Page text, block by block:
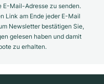
E-Mail-Adresse zu senden.
Link am Ende jeder E-Mail
Newsletter bestätigen Sie,
gelesen haben und damit
zu erhalten.